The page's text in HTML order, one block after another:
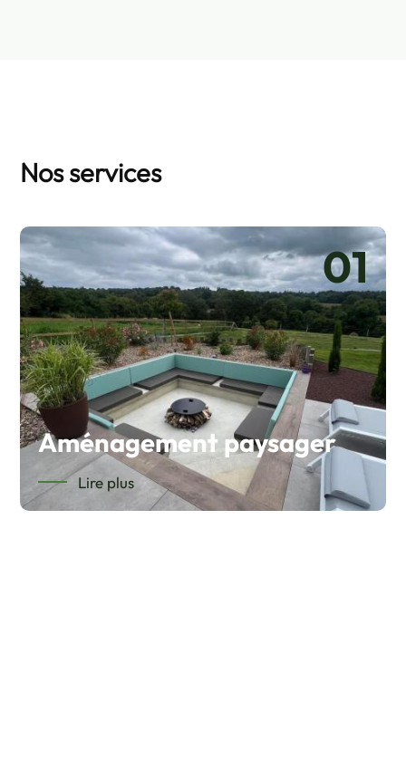
Nos services
Aménagement paysager
Lire plus